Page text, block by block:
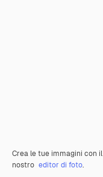
Crea le tue immagini con il
nostro editor di foto.